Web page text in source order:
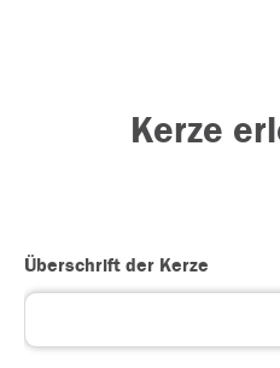
Kerze
Überschrift der Kerze